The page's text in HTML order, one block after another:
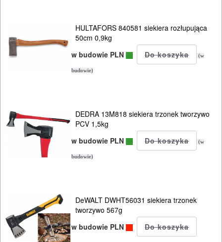
MAGAZYNOWANIE
I
TRANSPORTOWANIE
BUDOWLANE
ELEKTRY..
AKCESORIA
MASZYNKI
URZĄDZENIA
HULTAFORS 840581 siekiera rozłupująca
50cm 0,9kg
w budowie PLN
(w
budowie)
DEDRA 13M818 siekiera trzonek tworzywo
PCV 1,5kg
w budowie PLN
(w
budowie)
DeWALT DWHT56031 siekiera trzonek
tworzywo 567g
w budowie PLN